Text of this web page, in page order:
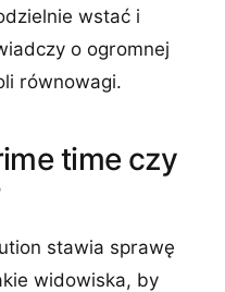
wstać i
o ogromnej
równowagi.
time czy
stawia sprawę
widowiska, by